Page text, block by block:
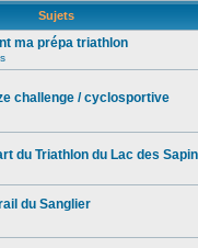
Sujets
ma prépa triathlon
challenge / cyclosportive
du Triathlon du Lac des Sapin
du Sanglier